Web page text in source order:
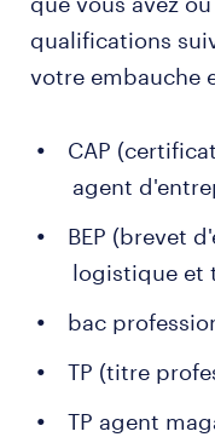
qualifications
votre embauche
CAP
agent
BEP (brevet
logistique et
bac
TP (titre
TP agent